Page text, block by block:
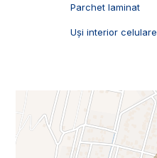
Parchet laminat
Uși interior celulare